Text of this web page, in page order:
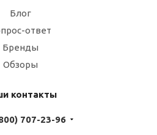
Блог
ответ
Бренды
Обзоры
контакты
707-23-96